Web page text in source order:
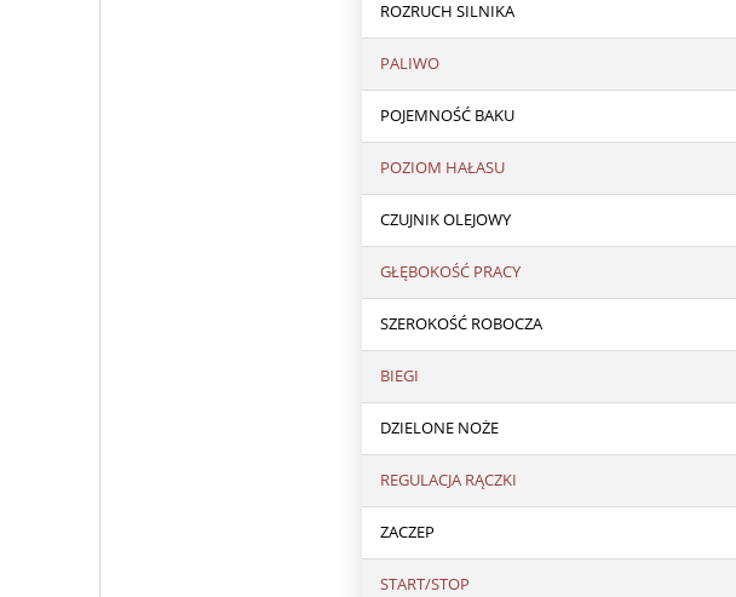
ROZRUCH SILNIKA
PALIWO
POJEMNOŚĆ BAKU
POZIOM HAŁASU
CZUJNIK OLEJOWY
GŁĘBOKOŚĆ PRACY
SZEROKOŚĆ ROBOCZA
BIEGI
DZIELONE NOŻE
REGULACJA RĄCZKI
ZACZEP
START/STOP